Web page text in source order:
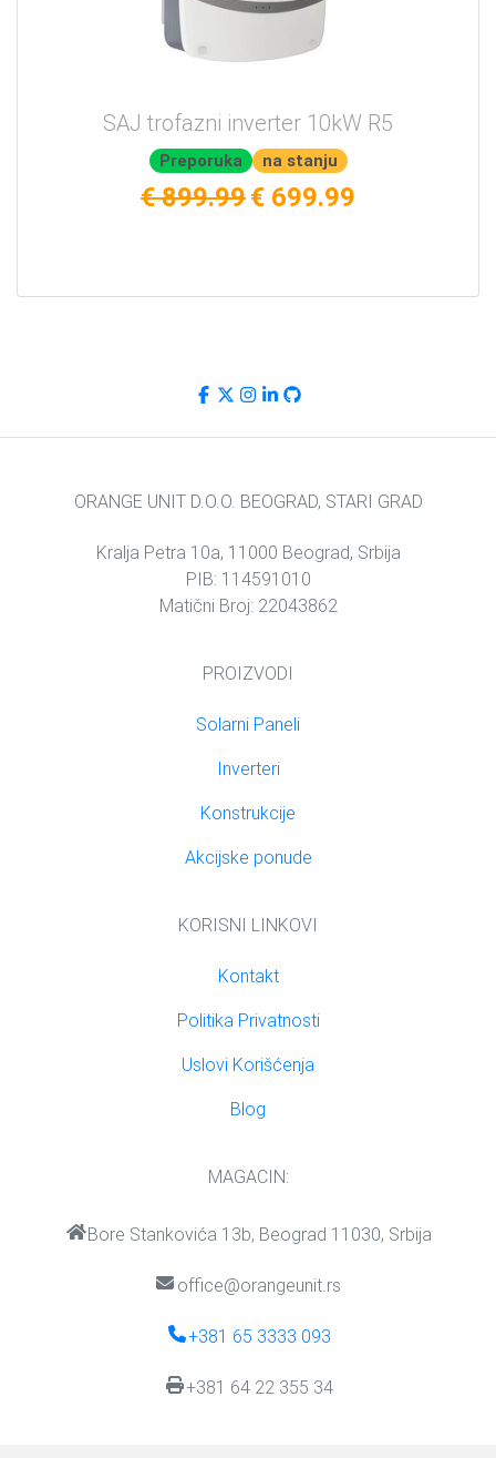
SAJ trofazni inverter 10kW R5
Preporuka na stanju
€ 899.99€ 699.99
ORANGE UNIT D.O.O. BEOGRAD, STARI GRAD
Kralja Petra 10a, 11000 Beograd, Srbija
PIB: 114591010
Matični Broj: 22043862
PROIZVODI
Solarni Paneli
Inverteri
Konstrukcije
Akcijske ponude
KORISNI LINKOVI
Kontakt
Politika Privatnosti
Uslovi Korišćenja
Blog
MAGACIN:
Bore Stankovića 13b, Beograd 11030, Srbija
office@orangeunit.rs
+381 65 3333 093
+381 64 22 355 34